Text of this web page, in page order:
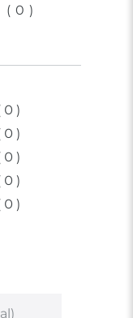
(0)
0
0
0
0
0